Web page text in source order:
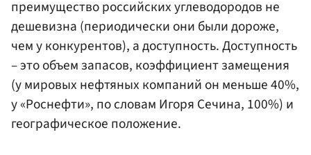
преимущество российских углеводородов не
дешевизна (периодически они были дороже,
чем у конкурентов), а доступность. Доступность
– это объем запасов, коэффициент замещения
(у мировых нефтяных компаний он меньше 40%,
у «Роснефти», по словам Игоря Сечина, 100%) и
географическое положение.